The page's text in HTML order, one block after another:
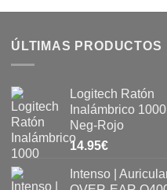
ÚLTIMAS PRODUCTOS
Logitech Ratón
Inalámbrico
Neg-Rojo
14.95€
Intenso |